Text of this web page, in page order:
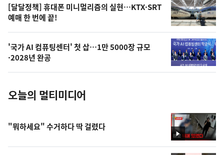
오
늘
의
사
진
[달달정책] 휴대폰 미니멀리즘의 실현…KTX·SRT
예매 한 번에 끝!
'국가 AI 컴퓨팅센터' 첫 삽…1만 5000장 규모
·2028년 완공
오늘의 멀티미디어
영
상
"뭐하세요" 수거하다 딱 걸렸다